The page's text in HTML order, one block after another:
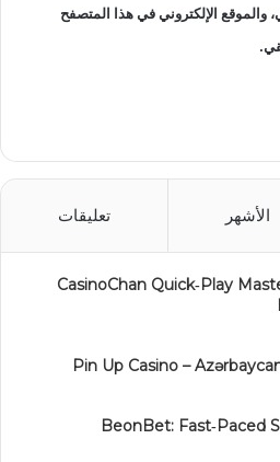
والموقع الإلكتروني في هذا المتصفح
الأشهر تعليقات
CasinoChan Quick‑Play
Pin Up Casino –
BeonBet: Fast‑Paced